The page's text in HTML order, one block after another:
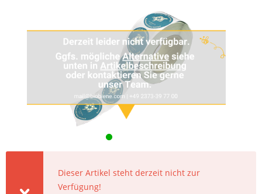
Dieser Artikel steht derzeit nicht zur
Verfügung!